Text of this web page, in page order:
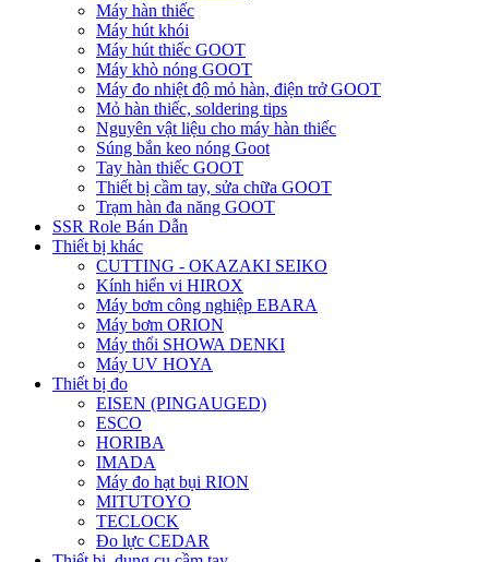
Máy hàn thiếc
Máy hút khói
Máy hút thiếc GOOT
Máy khò nóng GOOT
Máy đo nhiệt độ mỏ hàn, điện trở GOOT
Mỏ hàn thiếc, soldering tips
Nguyên vật liệu cho máy hàn thiếc
Súng bắn keo nóng Goot
Tay hàn thiếc GOOT
Thiết bị cầm tay, sửa chữa GOOT
Trạm hàn đa năng GOOT
SSR Role Bán Dẫn
Thiết bị khác
CUTTING - OKAZAKI SEIKO
Kính hiển vi HIROX
Máy bơm công nghiệp EBARA
Máy bơm ORION
Máy thổi SHOWA DENKI
Máy UV HOYA
Thiết bị đo
EISEN (PINGAUGED)
ESCO
HORIBA
IMADA
Máy đo hạt bụi RION
MITUTOYO
TECLOCK
Đo lực CEDAR